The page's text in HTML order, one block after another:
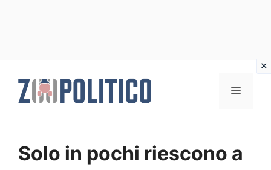
MENU
Solo in pochi riescono a